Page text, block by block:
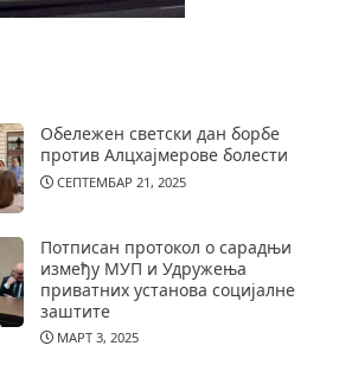
Обележен светски дан борбе
против Алцхајмерове болести
СЕПТЕМБАР 21, 2025
Потписан протокол о сарадњи
између МУП и Удружења
приватних установа социјалне
заштите
МАРТ 3, 2025